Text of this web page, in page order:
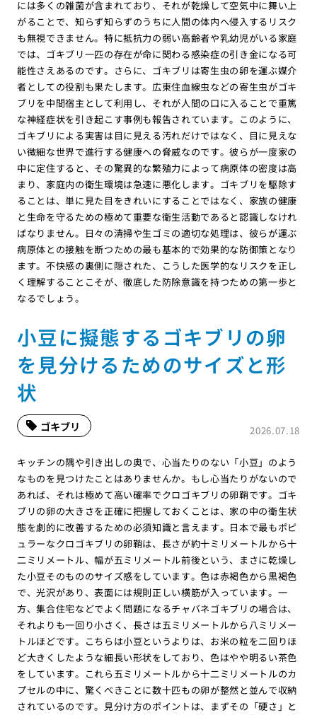
には多くの雑菌が含まれており、それが乾燥して空気中に舞い上
がることで、知らず知らずのうちに人間の体内へ侵入するリスク
も無視できません。特に抵抗力の弱い高齢者や乳幼児がいる家庭
では、ゴキブリ一匹の存在が命に関わる感染症の引き金になる可
能性さえあるのです。さらに、ゴキブリは寄生虫の卵を運ぶ媒介
者としての役割も果たします。広東住血線虫などの寄生虫がゴキ
ブリを中間宿主として利用し、それが人間の口に入ることで重篤
な神経症状を引き起こす事例も報告されています。このように、
ゴキブリによる実害は目に見える汚れだけではなく、目に見えな
い微細な世界で進行する健康への脅威なのです。彼らが一度家の
中に定住すると、その驚異的な繁殖力によって病原体の密度は高
まり、家庭内の衛生環境は急速に悪化します。ゴキブリを駆除す
ることは、単に見た目をきれいにすることではなく、家族の健康
と生命を守るための極めて重要な衛生活動であると認識しなけれ
ばなりません。日々の清掃や生ゴミの適切な処理は、彼らが運ぶ
病原体との接触を断つための最も基本的で効果的な防御策となり
ます。不快感の裏側に隠された、こうした医学的なリスクを正し
く理解することこそが、徹底した防除意識を持つための第一歩と
なるでしょう。
小豆に擬態するゴキブリの卵
を見分けるためのサイズと形
状
2026.07.18
ゴキブリ
キッチンの隅や引き出しの奥で、心当たりのない「小豆」のよう
なものを見つけたことはありませんか。もし心当たりがないので
あれば、それは極めて高い確率でクロゴキブリの卵鞘です。ゴキ
ブリの卵の大きさを正確に把握しておくことは、家の中の衛生状
態を劇的に改善するための必須知識と言えます。日本で最もポピ
ュラーなクロゴキブリの卵鞘は、長さが約十ミリメートルから十
二ミリメートル、幅が五ミリメートル前後という、まさに乾燥し
た小豆そのもののサイズ感をしています。色は赤褐色から黒褐色
で、光沢があり、表面には規則正しい横筋が入っています。一
方、集合住宅などでよく問題になるチャバネゴキブリの場合は、
それよりも一回り小さく、長さは五ミリメートルから八ミリメー
トルほどです。こちらは小豆というよりは、お米の粒を二回りほ
ど大きくしたような細長い形状をしており、色はやや明るい茶色
をしています。これら五ミリメートルから十二ミリメートルのカ
プセルの中に、驚くべきことに数十匹もの卵が整然と並んで収納
されているのです。見分け方のポイントは、まずその「硬さ」と